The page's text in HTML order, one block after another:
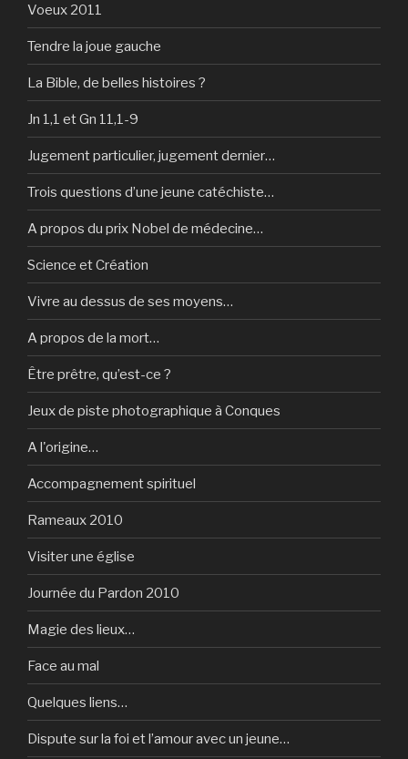
Voeux 2011
Tendre la joue gauche
La Bible, de belles histoires ?
Jn 1,1 et Gn 11,1-9
Jugement particulier, jugement dernier…
Trois questions d’une jeune catéchiste…
A propos du prix Nobel de médecine…
Science et Création
Vivre au dessus de ses moyens…
A propos de la mort…
Être prêtre, qu’est-ce ?
Jeux de piste photographique à Conques
A l'origine…
Accompagnement spirituel
Rameaux 2010
Visiter une église
Journée du Pardon 2010
Magie des lieux…
Face au mal
Quelques liens…
Dispute sur la foi et l’amour avec un jeune…